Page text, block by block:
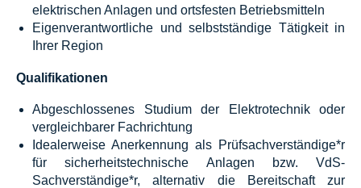
elektrischen Anlagen und ortsfesten Betriebsmitteln
Eigenverantwortliche und selbstständige Tätigkeit in
Ihrer Region
Qualifikationen
Abgeschlossenes Studium der Elektrotechnik oder
vergleichbarer Fachrichtung
Idealerweise Anerkennung als Prüfsachverständige*r
für sicherheitstechnische Anlagen bzw. VdS-
Sachverständige*r, alternativ die Bereitschaft zur